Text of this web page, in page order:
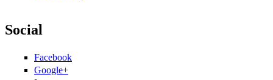
Social
Facebook
Google+